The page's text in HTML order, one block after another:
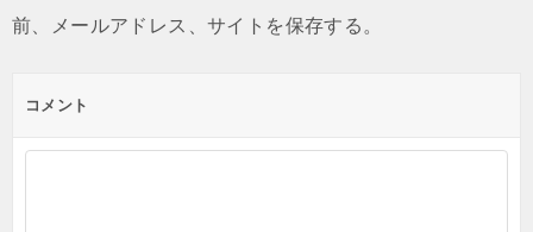
前、メールアドレス、サイトを保存する。
コメント